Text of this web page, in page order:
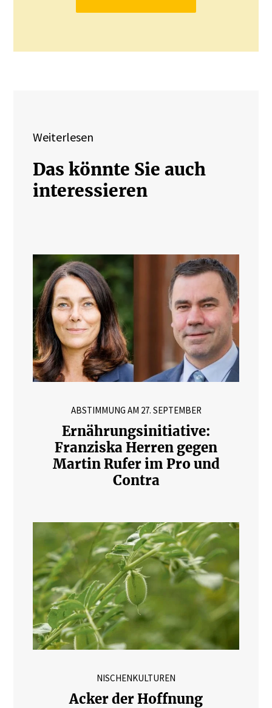
Weiterlesen
Das könnte Sie auch
interessieren
ABSTIMMUNG AM 27. SEPTEMBER
Ernährungsinitiative:
Franziska Herren gegen
Martin Rufer im Pro und
Contra
NISCHENKULTUREN
Acker der Hoffnung